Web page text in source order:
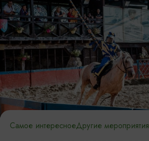
Самое интересноеДругие мероприятия